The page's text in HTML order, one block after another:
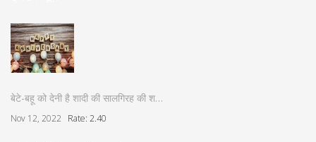
बेटे-बहू को देनी है शादी की सालगिरह की श…
Nov 12, 2022 Rate: 2.40